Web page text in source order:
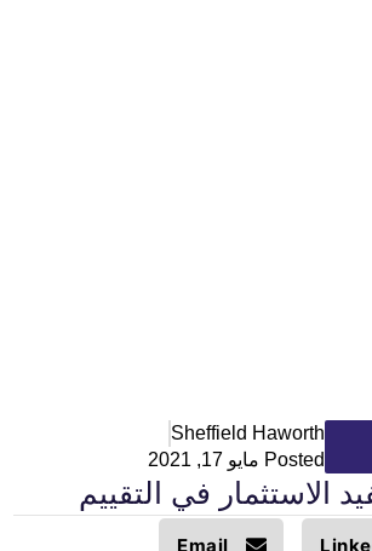
Sheffield Haworth
Posted مايو 17, 2021
الاستثمار في التقييم
Email